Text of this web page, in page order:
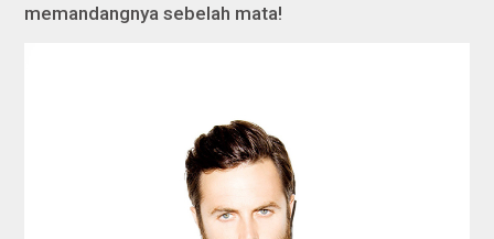
memandangnya sebelah mata!